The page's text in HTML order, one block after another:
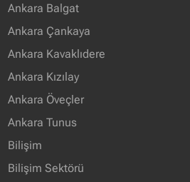
Ankara Balgat
Ankara Çankaya
Ankara Kavaklıdere
Ankara Kızılay
Ankara Öveçler
Ankara Tunus
Bilişim
Bilişim Sektörü